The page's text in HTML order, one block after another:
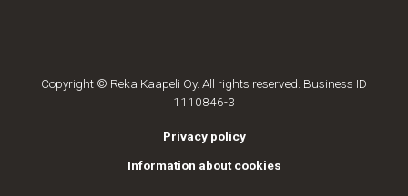
Copyright © Reka Kaapeli Oy. All rights reserved. Business ID
1110846-3
Privacy policy
Information about cookies